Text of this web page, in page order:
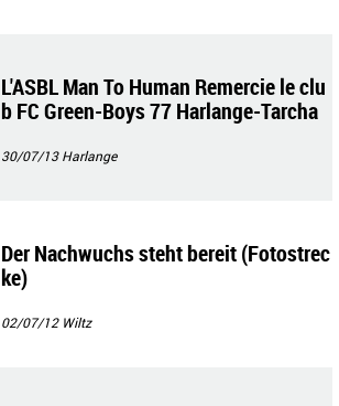
L'ASBL Man To Human Remercie le clu
b FC Green-Boys 77 Harlange-Tarcha
t
30/07/13Harlange
Der Nachwuchs steht bereit (Fotostrec
ke)
02/07/12 Wiltz